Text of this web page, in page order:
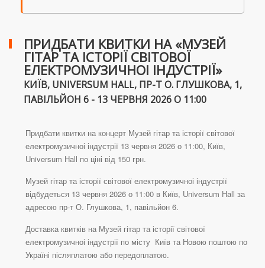
ПРИДБАТИ КВИТКИ НА «МУЗЕЙ
ГІТАР ТА ІСТОРІЇ СВІТОВОЇ
ЕЛЕКТРОМУЗИЧНОІ ІНДУСТРІЇ»
КИЇВ, UNIVERSUM HALL, ПР-Т О. ГЛУШКОВА, 1,
ПАВІЛЬЙОН 6 - 13 ЧЕРВНЯ 2026 О 11:00
Придбати квитки на концерт Музей гітар та історії світової
електромузичноі індустрії 13 червня 2026 о 11:00, Київ,
Universum Hall по ціні від 150 грн.
Музей гітар та історії світової електромузичноі індустрії
відбудеться 13 червня 2026 о 11:00 в Київ, Universum Hall за
адресою пр-т О. Глушкова, 1, павільйон 6.
Доставка квитків на Музей гітар та історії світової
електромузичноі індустрії по місту Київ та Новою поштою по
Україні післяплатою або передоплатою.